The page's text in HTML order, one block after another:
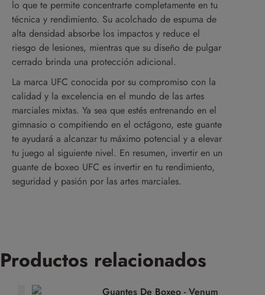
lo que te permite concentrarte completamente en tu
técnica y rendimiento. Su acolchado de espuma de
alta densidad absorbe los impactos y reduce el
riesgo de lesiones, mientras que su diseño de pulgar
cerrado brinda una protección adicional.
La marca UFC conocida por su compromiso con la
calidad y la excelencia en el mundo de las artes
marciales mixtas. Ya sea que estés entrenando en el
gimnasio o compitiendo en el octágono, este guante
te ayudará a alcanzar tu máximo potencial y a elevar
tu juego al siguiente nivel. En resumen, invertir en un
guante de boxeo UFC es invertir en tu rendimiento,
seguridad y pasión por las artes marciales.
Productos relacionados